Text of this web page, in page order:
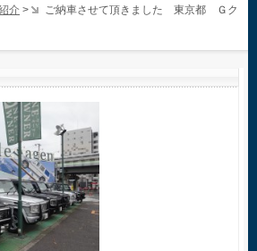
介 >
ご納車させて頂きました 東京都 Ｇク